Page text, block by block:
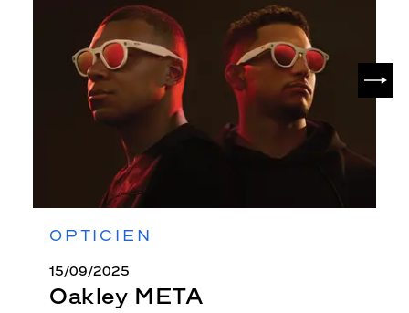
OPTICIEN
15/09/2025
Oakley META